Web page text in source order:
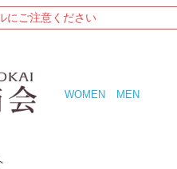
にご注意ください
WOMEN MEN